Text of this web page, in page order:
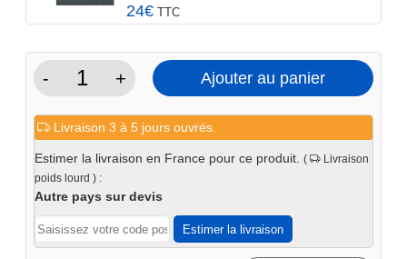
24€ TTC
Voir le produit
2x
Armoire suspendue mural
1 porte – Iron
119€
En stock
1xPlan de travail double bois
-
quantité
Module
1
-
Iron
+ Ajouter au panier
Livraison 3 à 5 jours ouvrés.
Estimer la livraison en France pour ce produit. (
Livraison
poids lourd ) :
Autre pays sur devis
Estimer la livraison